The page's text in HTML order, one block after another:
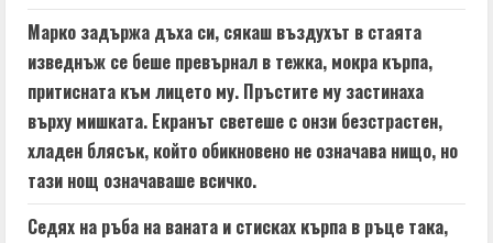
Марко задържа дъха си, сякаш въздухът в стаята
изведнъж се беше превърнал в тежка, мокра кърпа,
притисната към лицето му. Пръстите му застинаха
върху мишката. Екранът светеше с онзи безстрастен,
хладен блясък, който обикновено не означава нищо, но
тази нощ означаваше всичко.
Седях на ръба на ваната и стисках кърпа в ръце така,